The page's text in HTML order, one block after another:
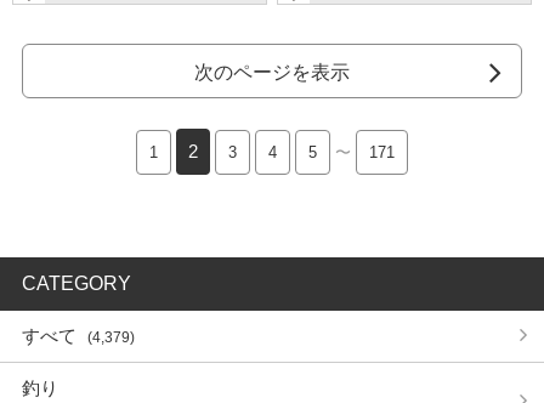
1 2 3 4 5 〜
次のページを表示
171
CATEGORY
すべて (4,379)
釣り